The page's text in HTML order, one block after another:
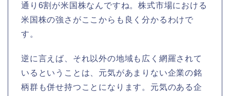
通り6割が米国株なんですね。株式市場における
米国株の強さがここからも良く分かるわけで
す。
逆に言えば、それ以外の地域も広く網羅されて
いるということは、元気があまりない企業の銘
柄群も併せ持つことになります。元気のある企